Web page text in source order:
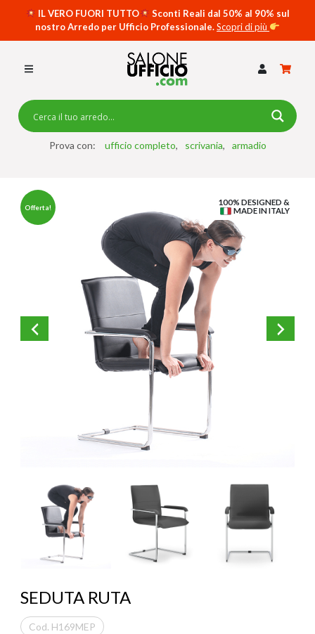
IL VERO FUORI TUTTO
Sconti Reali dal 50% al 90% sul
nostro Arredo per Ufficio Professionale.Scopri di più
Prova con: ufficio completo scrivania armadio
KOROS –
SCRIVANIE SPECIAL DESK
CASSETTIERE
ARMADI
Offerta!
100% DESIGNED &
MADE IN ITALY
SEDUTA RUTA
Cod. H169MEP